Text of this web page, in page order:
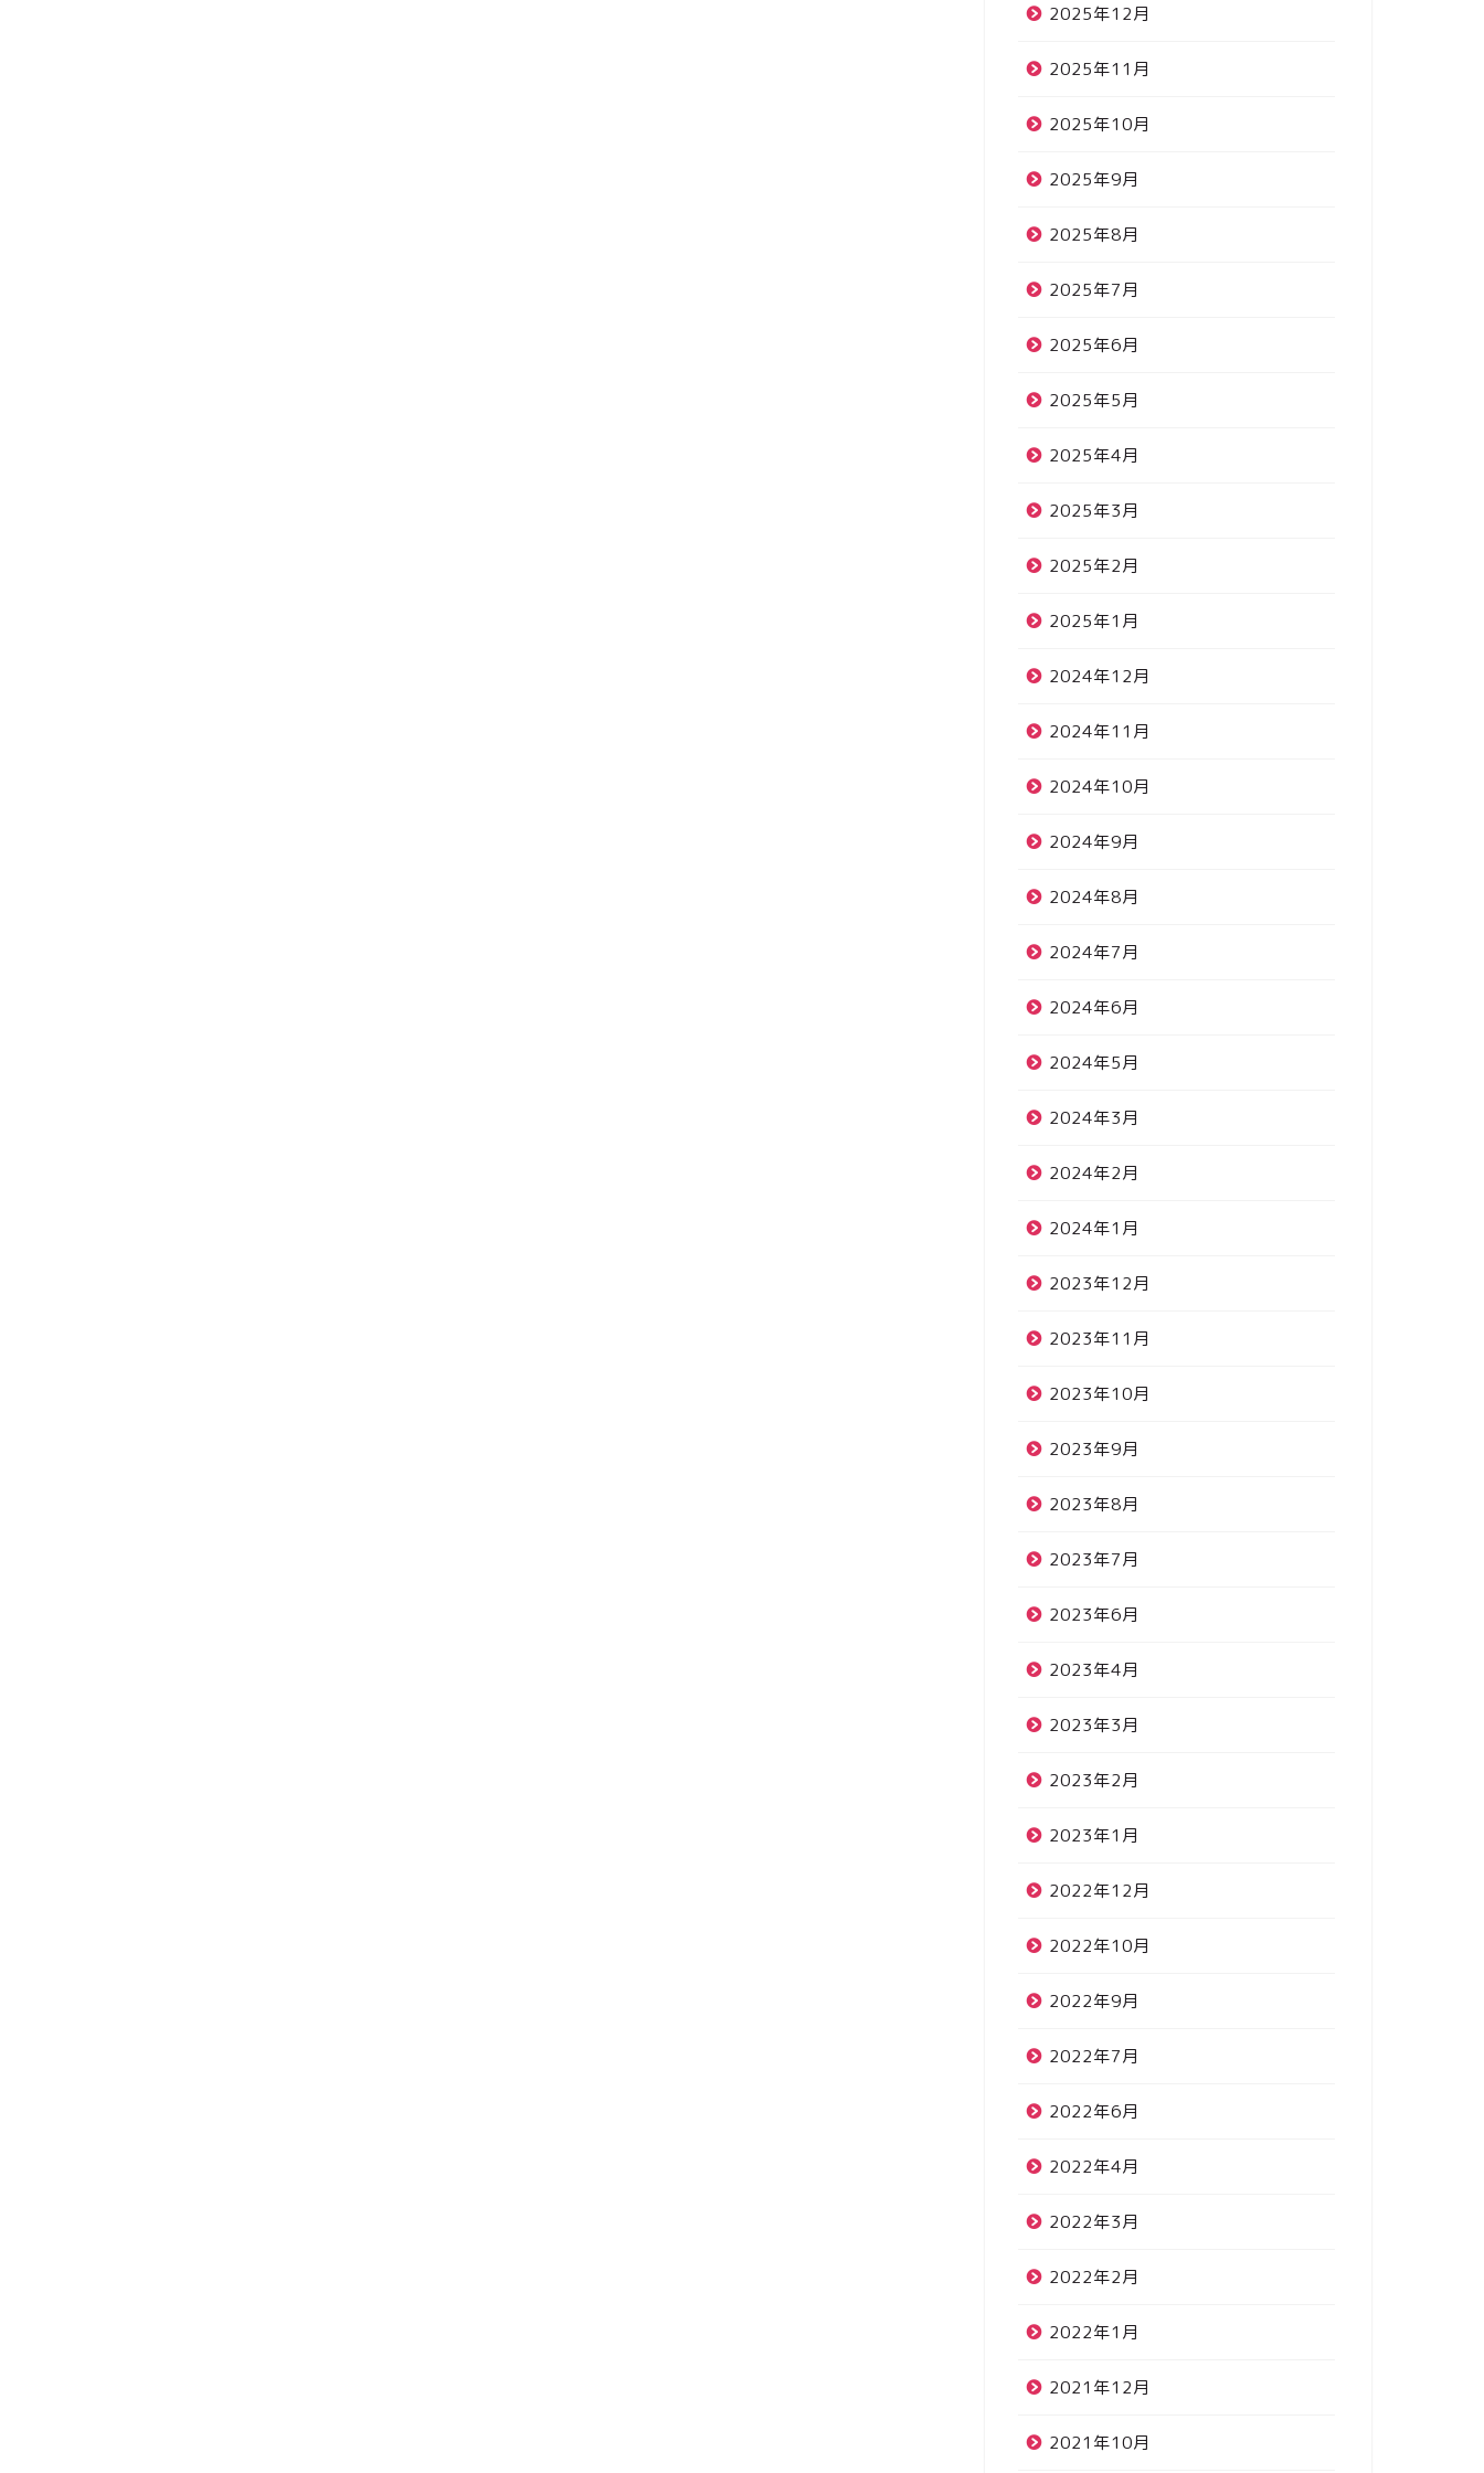
2025年12月
2025年11月
2025年10月
2025年9月
2025年8月
2025年7月
2025年6月
2025年5月
2025年4月
2025年3月
2025年2月
2025年1月
2024年12月
2024年11月
2024年10月
2024年9月
2024年8月
2024年7月
2024年6月
2024年5月
2024年3月
2024年2月
2024年1月
2023年12月
2023年11月
2023年10月
2023年9月
2023年8月
2023年7月
2023年6月
2023年4月
2023年3月
2023年2月
2023年1月
2022年12月
2022年10月
2022年9月
2022年7月
2022年6月
2022年4月
2022年3月
2022年2月
2022年1月
2021年12月
2021年10月